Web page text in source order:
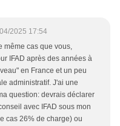
2025 17:54
même cas que vous,
IFAD après des années à
en France et un peu
administratif. J'ai une
question: devrais déclarer
avec IFAD sous mon
cas 26% de charge) ou